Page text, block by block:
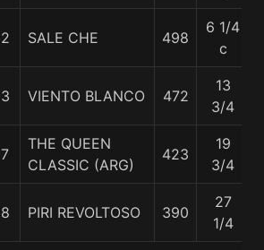
2 SALE CHE 498
6 1/4
c
3 VIENTO BLANCO 472
13
3/4
7
THE QUEEN
CLASSIC (ARG)
423
19
3/4
8 PIRI REVOLTOSO 390
27
1/4